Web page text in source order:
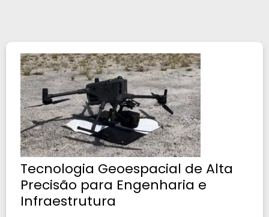
Tecnologia Geoespacial de Alta
Precisão para Engenharia e
Infraestrutura